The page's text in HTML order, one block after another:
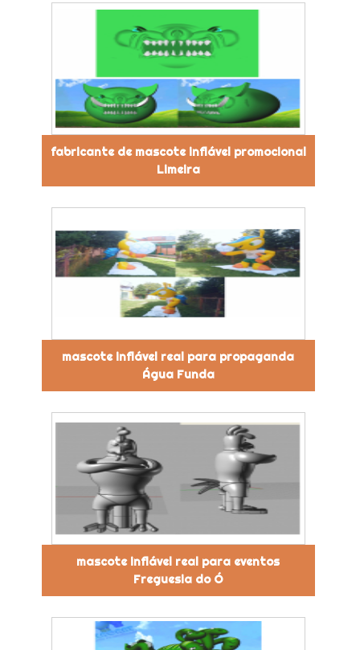
fabricante de mascote inflável promocional
Limeira
mascote inflável real para propaganda
Água Funda
mascote inflável real para eventos
Freguesia do Ó